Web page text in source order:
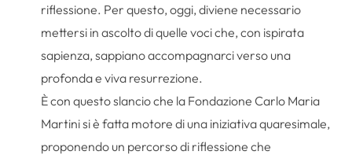
riflessione. Per questo, oggi, diviene necessario
mettersi in ascolto di quelle voci che, con ispirata
sapienza, sappiano accompagnarci verso una
profonda e viva resurrezione.
È con questo slancio che la Fondazione Carlo Maria
Martini si è fatta motore di una iniziativa quaresimale,
proponendo un percorso di riflessione che